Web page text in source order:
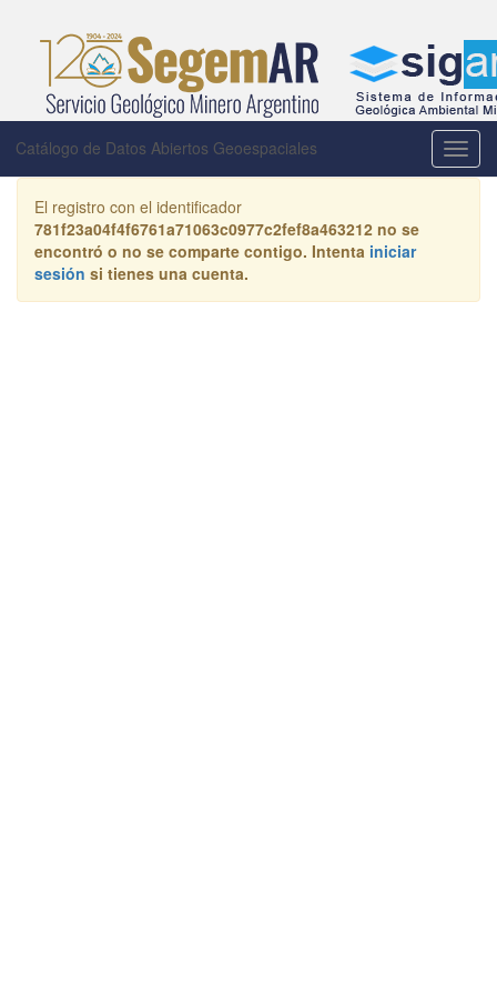
Catálogo de Datos Abiertos Geoespaciales
la
El registro con el identificador
781f23a04f4f6761a71063c0977c2fef8a463212 no se
encontró o no se comparte contigo. Intenta iniciar
sesión si tienes una cuenta.